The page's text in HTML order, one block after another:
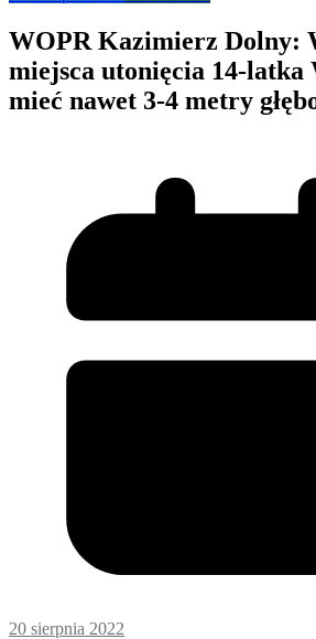
WOPR Kazimierz Dolny:
miejsca utonięcia 14-latka
mieć nawet 3-4 metry
20 sierpnia 2022